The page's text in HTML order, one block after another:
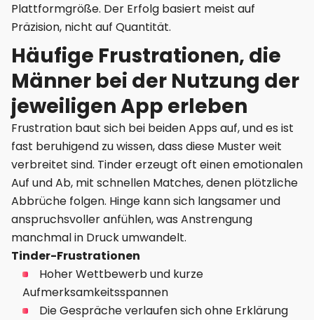
Plattformgröße. Der Erfolg basiert meist auf
Präzision, nicht auf Quantität.
Häufige Frustrationen, die
Männer bei der Nutzung der
jeweiligen App erleben
Frustration baut sich bei beiden Apps auf, und es ist
fast beruhigend zu wissen, dass diese Muster weit
verbreitet sind. Tinder erzeugt oft einen emotionalen
Auf und Ab, mit schnellen Matches, denen plötzliche
Abbrüche folgen. Hinge kann sich langsamer und
anspruchsvoller anfühlen, was Anstrengung
manchmal in Druck umwandelt.
Tinder-Frustrationen
Hoher Wettbewerb und kurze
Aufmerksamkeitsspannen
Die Gespräche verlaufen sich ohne Erklärung